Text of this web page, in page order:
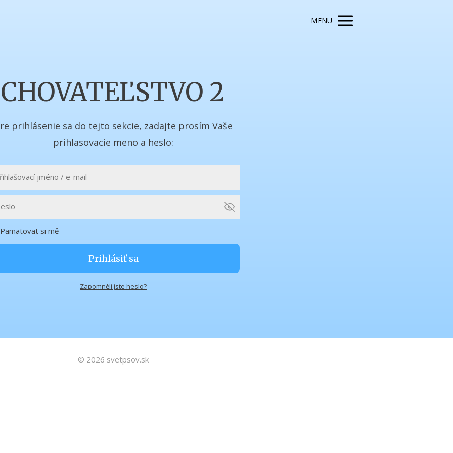
MENU
CHOVATEĽSTVO 2
prihlásenie sa do tejto sekcie, zadajte prosím Vaše
prihlasovacie meno a heslo:
Pamatovat si mě
Prihlásiť sa
Zapomněli jste heslo?
© 2026 svetpsov.sk